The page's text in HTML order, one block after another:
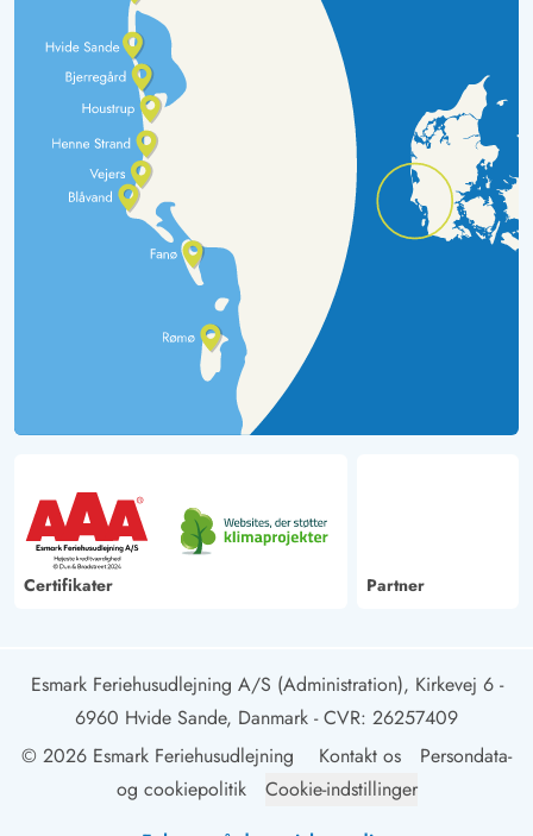
Certifikater Partner
Esmark Feriehusudlejning A/S (Administration), Kirkevej 6 -
6960 Hvide Sande, Danmark - CVR: 26257409
© 2026 Esmark Feriehusudlejning
Kontakt os
Persondata-
og cookiepolitik
Cookie-indstillinger